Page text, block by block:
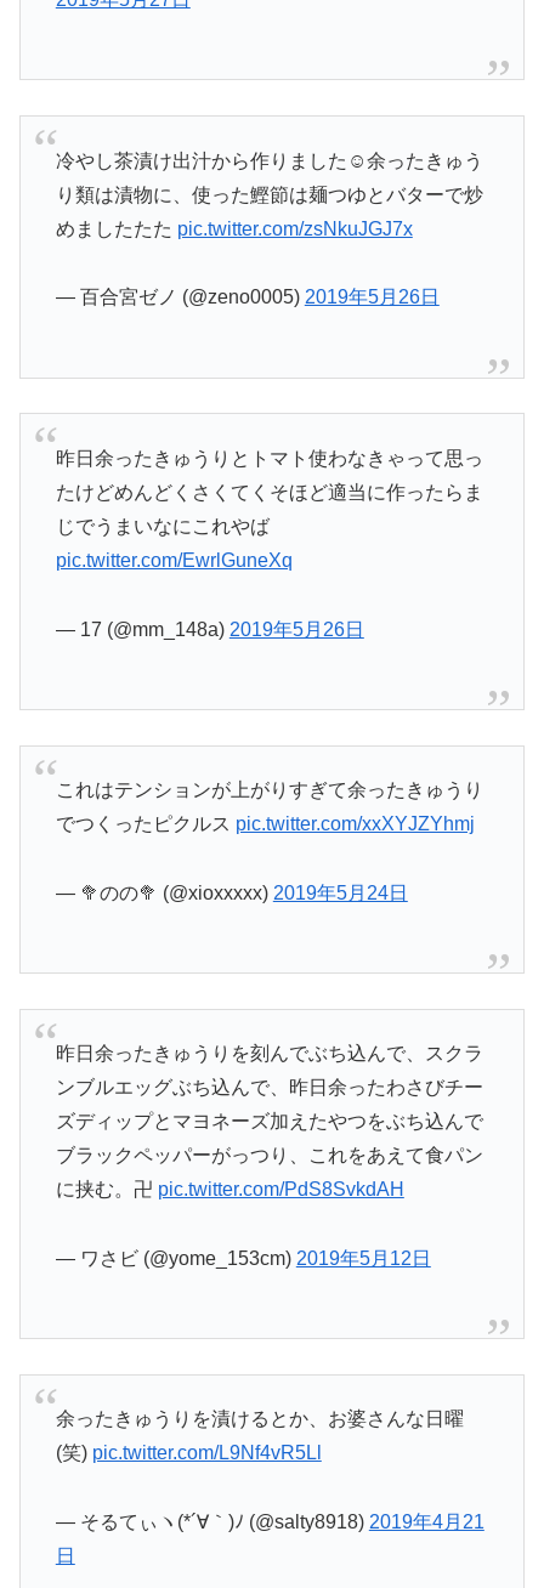
冷やし茶漬け出汁から作りました☺️余ったきゅう
り類は漬物に、使った鰹節は麺つゆとバターで炒
めましたたた pic.twitter.com/zsNkuJGJ7x
— 百合宮ゼノ (@zeno0005) 2019年5月26日
昨日余ったきゅうりとトマト使わなきゃって思っ
たけどめんどくさくてくそほど適当に作ったらま
じでうまいなにこれやば
pic.twitter.com/EwrlGuneXq
— 17 (@mm_148a) 2019年5月26日
これはテンションが上がりすぎて余ったきゅうり
でつくったピクルス pic.twitter.com/xxXYJZYhmj
— 🥦のの🥦 (@xioxxxxx) 2019年5月24日
昨日余ったきゅうりを刻んでぶち込んで、スクラ
ンブルエッグぶち込んで、昨日余ったわさびチー
ズディップとマヨネーズ加えたやつをぶち込んで
ブラックペッパーがっつり、これをあえて食パン
に挟む。卍 pic.twitter.com/PdS8SvkdAH
— ワさビ (@yome_153cm) 2019年5月12日
余ったきゅうりを漬けるとか、お婆さんな日曜
(笑) pic.twitter.com/L9Nf4vR5Ll
— そるてぃヽ(*´∀｀)ﾉ (@salty8918) 2019年4月21
日